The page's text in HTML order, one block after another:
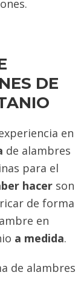
DE
en
de alambres
para el
hacer son
de forma
en
a medida.
de alambres